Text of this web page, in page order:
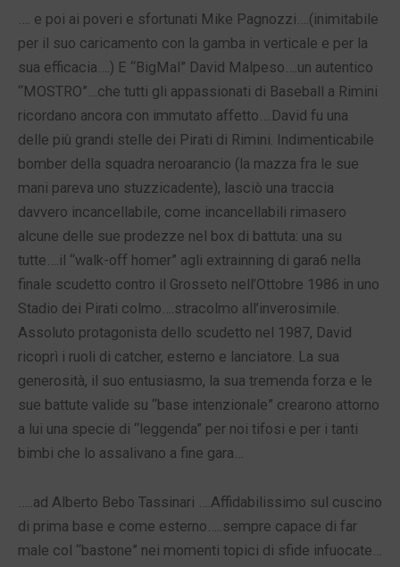
…. e poi ai poveri e sfortunati Mike Pagnozzi….(inimitabile
per il suo caricamento con la gamba in verticale e per la
sua efficacia….) E “BigMal” David Malpeso….un autentico
“MOSTRO”…che tutti gli appassionati di Baseball a Rimini
ricordano ancora con immutato affetto….David fu una
delle più grandi stelle dei Pirati di Rimini. Indimenticabile
bomber della squadra neroarancio (la mazza fra le sue
mani pareva uno stuzzicadente), lasciò una traccia
davvero incancellabile, come incancellabili rimasero
alcune delle sue prodezze nel box di battuta: una su
tutte….il “walk-off homer” agli extrainning di gara6 nella
finale scudetto contro il Grosseto nell’Ottobre 1986 in uno
Stadio dei Pirati colmo….stracolmo all’inverosimile.
Assoluto protagonista dello scudetto nel 1987, David
ricoprì i ruoli di catcher, esterno e lanciatore. La sua
generosità, il suo entusiasmo, la sua tremenda forza e le
sue battute valide su “base intenzionale” crearono attorno
a lui una specie di “leggenda” per noi tifosi e per i tanti
bimbi che lo assalivano a fine gara…
…..ad Alberto Bebo Tassinari ….Affidabilissimo sul cuscino
di prima base e come esterno…..sempre capace di far
male col “bastone” nei momenti topici di sfide infuocate…